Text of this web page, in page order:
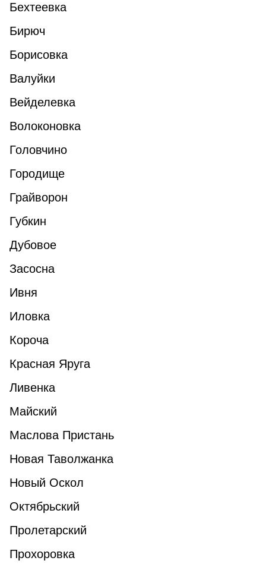
Бехтеевка
Бирюч
Борисовка
Валуйки
Вейделевка
Волоконовка
Головчино
Городище
Грайворон
Губкин
Дубовое
Засосна
Ивня
Иловка
Короча
Красная Яруга
Ливенка
Майский
Маслова Пристань
Новая Таволжанка
Новый Оскол
Октябрьский
Пролетарский
Прохоровка